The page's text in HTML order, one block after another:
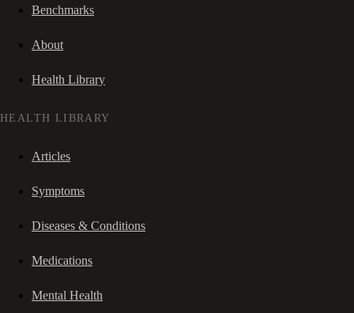
Benchmarks
About
Health Library
HEALTH LIBRARY
Articles
Symptoms
Diseases & Conditions
Medications
Mental Health